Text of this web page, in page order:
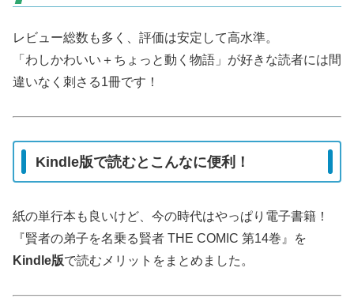
レビュー総数も多く、評価は安定して高水準。
「わしかわいい＋ちょっと動く物語」が好きな読者には間
違いなく刺さる1冊です！
Kindle版で読むとこんなに便利！
紙の単行本も良いけど、今の時代はやっぱり電子書籍！
『賢者の弟子を名乗る賢者 THE COMIC 第14巻』を
Kindle版で読むメリットをまとめました。